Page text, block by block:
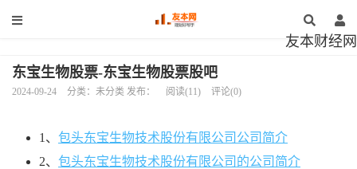
友本财经网
东宝生物股票-东宝生物股票股吧
2024-09-24 分类：未分类 发布： 阅读(11) 评论(0)
1、 包头东宝生物技术股份有限公司公司简介
2、 包头东宝生物技术股份有限公司的公司简介